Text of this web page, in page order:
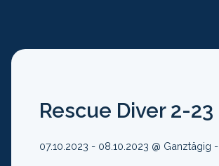
Rescue Diver 2-23
07.10.2023 - 08.10.2023 @ Ganztägig -